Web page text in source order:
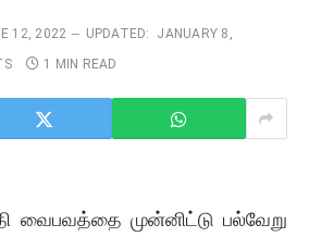
12, 2022 UPDATED:
JANUARY 8,
1 MIN READ
முன்னிட்டு பல்வேறு